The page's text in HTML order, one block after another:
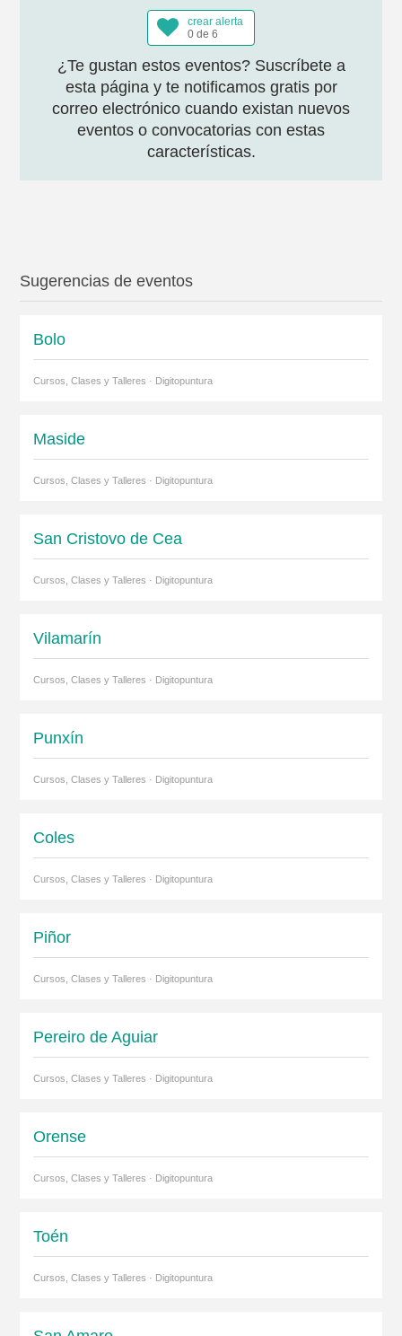
crear alerta
0 de 6
¿Te gustan estos eventos? Suscríbete a
esta página y te notificamos gratis por
correo electrónico cuando existan nuevos
eventos o convocatorias con estas
características.
Sugerencias de eventos
Bolo
Cursos, Clases y Talleres · Digitopuntura
Maside
Cursos, Clases y Talleres · Digitopuntura
San Cristovo de Cea
Cursos, Clases y Talleres · Digitopuntura
Vilamarín
Cursos, Clases y Talleres · Digitopuntura
Punxín
Cursos, Clases y Talleres · Digitopuntura
Coles
Cursos, Clases y Talleres · Digitopuntura
Piñor
Cursos, Clases y Talleres · Digitopuntura
Pereiro de Aguiar
Cursos, Clases y Talleres · Digitopuntura
Orense
Cursos, Clases y Talleres · Digitopuntura
Toén
Cursos, Clases y Talleres · Digitopuntura